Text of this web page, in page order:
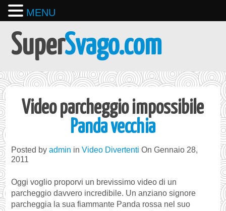
SuperSvago.com
Video parcheggio impossibile
Panda vecchia
Posted byadmin inVideo Divertenti On Gennaio 28,
2011
Oggi voglio proporvi un brevissimo video di un
parcheggio davvero incredibile. Un anziano signore
parcheggia la sua fiammante Panda rossa nel suo
MENU